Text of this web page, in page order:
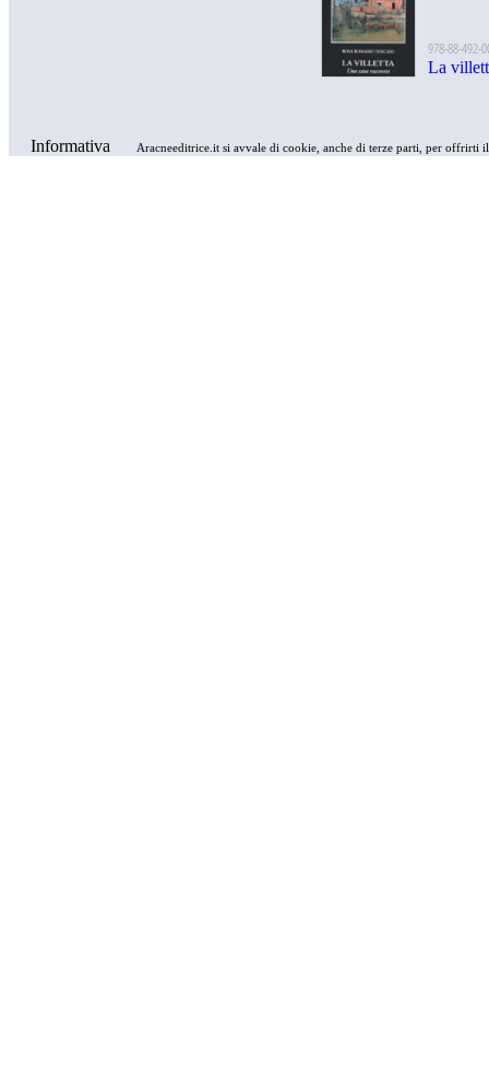
978-88-492-
La
Informativa Aracneeditrice.it si avvale di cookie, anche di terze parti, per